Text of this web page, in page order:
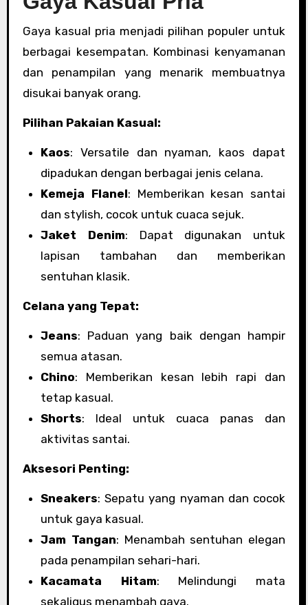
Gaya kasual pria menjadi pilihan populer untuk
berbagai kesempatan. Kombinasi kenyamanan
dan penampilan yang menarik membuatnya
disukai banyak orang.
Pilihan Pakaian Kasual:
Kaos: Versatile dan nyaman, kaos dapat
dipadukan dengan berbagai jenis celana.
Kemeja Flanel: Memberikan kesan santai
dan stylish, cocok untuk cuaca sejuk.
Jaket Denim: Dapat digunakan untuk
lapisan tambahan dan memberikan
sentuhan klasik.
Celana yang Tepat:
Jeans: Paduan yang baik dengan hampir
semua atasan.
Chino: Memberikan kesan lebih rapi dan
tetap kasual.
Shorts: Ideal untuk cuaca panas dan
aktivitas santai.
Aksesori Penting:
Sneakers: Sepatu yang nyaman dan cocok
untuk gaya kasual.
Jam Tangan: Menambah sentuhan elegan
pada penampilan sehari-hari.
Kacamata Hitam: Melindungi mata
sekaligus menambah gaya.